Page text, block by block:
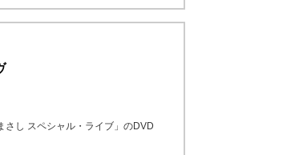
し スペシャル・ライブ」のDVD